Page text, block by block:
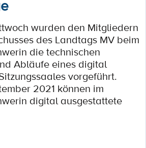
wurden den Mitgliedern
des Landtags MV beim
die technischen
Abläufe eines digital
vorgeführt.
2021 können im
digital ausgestattete